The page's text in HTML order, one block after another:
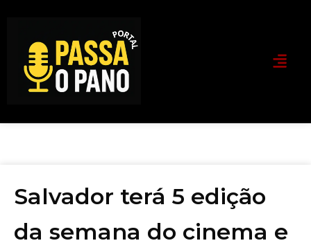
Salvador terá 5 edição
da semana do cinema e